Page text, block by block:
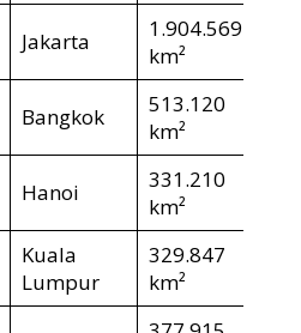
Jakarta
1.904.569
km²
Bangkok
513.120
km²
Hanoi
331.210
km²
Kuala
Lumpur
329.847
km²